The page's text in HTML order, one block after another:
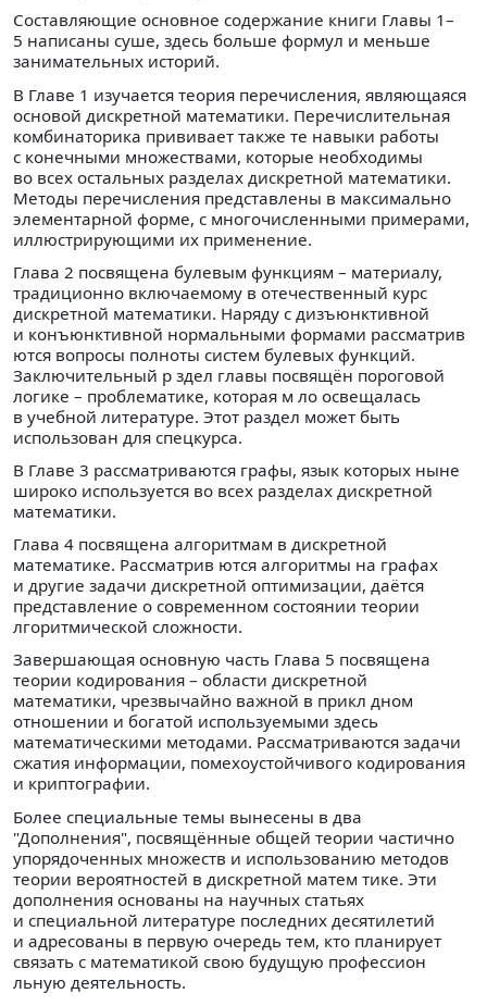
Составляющие основное содержание книги Главы 1–
5 написаны суше, здесь больше формул и меньше
занимательных историй.
В Главе 1 изучается теория перечисления, являющаяся
основой дискретной математики. Перечислительная
комбинаторика прививает также те навыки работы
с конечными множествами, которые необходимы
во всех остальных разделах дискретной математики.
Методы перечисления представлены в максимально
элементарной форме, с многочисленными примерами,
иллюстрирующими их применение.
Глава 2 посвящена булевым функциям – материалу,
традиционно включаемому в отечественный курс
дискретной математики. Наряду с дизъюнктивной
и конъюнктивной нормальными формами рассматрив
ются вопросы полноты систем булевых функций.
Заключительный р здел главы посвящён пороговой
логике – проблематике, которая м ло освещалась
в учебной литературе. Этот раздел может быть
использован для спецкурса.
В Главе 3 рассматриваются графы, язык которых ныне
широко используется во всех разделах дискретной
математики.
Глава 4 посвящена алгоритмам в дискретной
математике. Рассматрив ются алгоритмы на графах
и другие задачи дискретной оптимизации, даётся
представление о современном состоянии теории
лгоритмической сложности.
Завершающая основную часть Глава 5 посвящена
теории кодирования – области дискретной
математики, чрезвычайно важной в прикл дном
отношении и богатой используемыми здесь
математическими методами. Рассматриваются задачи
сжатия информации, помехоустойчивого кодирования
и криптографии.
Более специальные темы вынесены в два
"Дополнения", посвящённые общей теории частично
упорядоченных множеств и использованию методов
теории вероятностей в дискретной матем тике. Эти
дополнения основаны на научных статьях
и специальной литературе последних десятилетий
и адресованы в первую очередь тем, кто планирует
связать с математикой свою будущую профессион
льную деятельность.